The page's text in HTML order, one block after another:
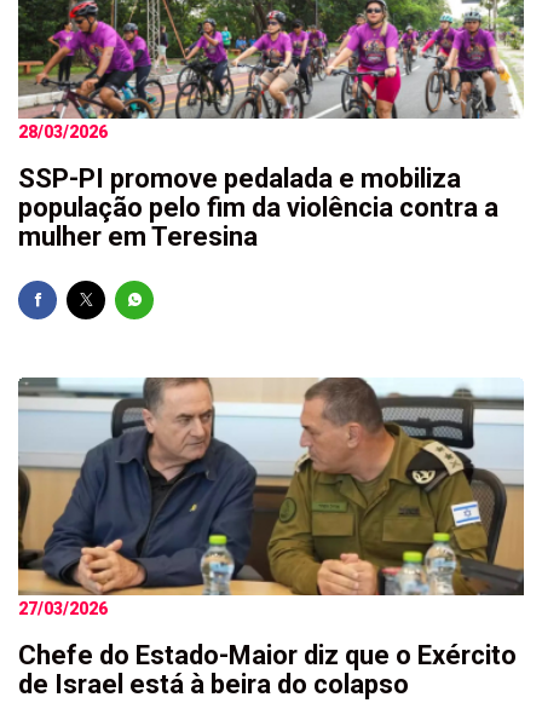
28/03/2026
SSP-PI promove pedalada e mobiliza
população pelo fim da violência contra a
mulher em Teresina
27/03/2026
Chefe do Estado-Maior diz que o Exército
de Israel está à beira do colapso